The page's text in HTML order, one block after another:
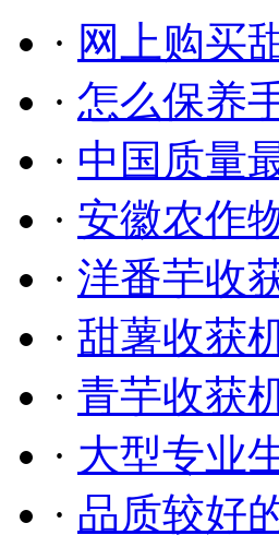
· 网上购买
· 怎么保养
· 中国质量
· 安徽农作
· 洋番芋收
· 甜薯收获
· 青芋收获
· 大型专业
· 品质较好